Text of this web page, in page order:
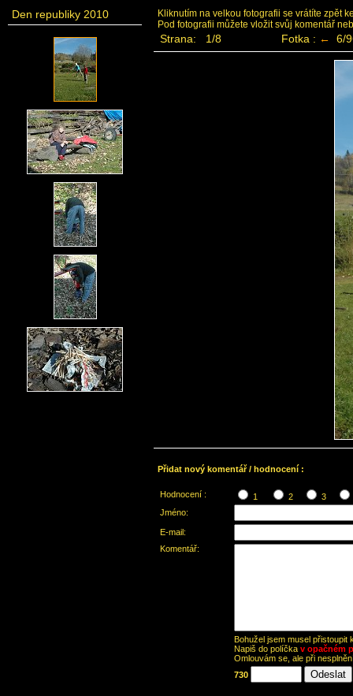
Den republiky 2010
Kliknutím na velkou fotografii se vrátíte zpět
Pod fotografii můžete vložit svůj komentář
Strana: 1/8 Fotka : ← 6/
Přidat nový komentář / hodnocení :
Hodnocení : 1 2 3
Jméno:
E-mail:
Komentář:
Bohužel jsem musel přistoupit
Napiš do políčka v opačném
Omlouvám se, ale při
730